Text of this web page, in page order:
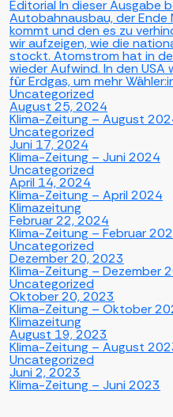
Editorial In dieser Ausgabe
Autobahnausbau, der Ende
kommt und den es zu
wir aufzeigen, wie die
stockt. Atomstrom hat in
wieder Aufwind. In den
für Erdgas, um mehr
Uncategorized
August 25, 2024
Klima-Zeitung – August
Uncategorized
Juni 17, 2024
Klima-Zeitung – Juni 2024
Uncategorized
April 14, 2024
Klima-Zeitung – April 2024
Klimazeitung
Februar 22, 2024
Klima-Zeitung – Februar
Uncategorized
Dezember 20, 2023
Klima-Zeitung – Dezember
Uncategorized
Oktober 20, 2023
Klima-Zeitung – Oktober
Klimazeitung
August 19, 2023
Klima-Zeitung – August
Uncategorized
Juni 2, 2023
Klima-Zeitung – Juni 2023